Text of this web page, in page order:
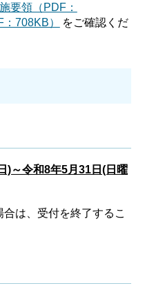
要領（PDF：
708KB）
をご確認くだ
)～令和8年5月31日(日曜
は、受付を終了するこ